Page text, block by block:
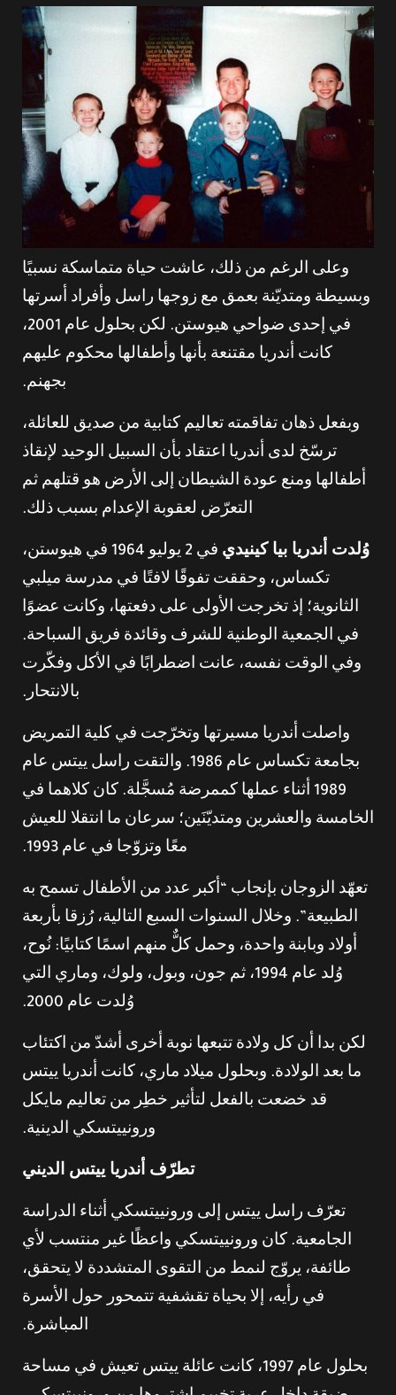
وعلى الرغم من ذلك، عاشت حياة متماسكة نسبيًا
وبسيطة ومتديّنة بعمق مع زوجها راسل وأفراد أسرتها
في إحدى ضواحي هيوستن. لكن بحلول عام 2001،
كانت أندريا مقتنعة بأنها وأطفالها محكوم عليهم
بجهنم.
وبفعل ذهان تفاقمته تعاليم كتابية من صديق للعائلة،
ترسّخ لدى أندريا اعتقاد بأن السبيل الوحيد لإنقاذ
أطفالها ومنع عودة الشيطان إلى الأرض هو قتلهم ثم
التعرّض لعقوبة الإعدام بسبب ذلك.
وُلدت أندريا بيا كينيدي
في 2 يوليو 1964 في هيوستن،
تكساس، وحققت تفوقًا لافتًا في مدرسة ميلبي
الثانوية؛ إذ تخرجت الأولى على دفعتها، وكانت عضوًا
في الجمعية الوطنية للشرف وقائدة فريق السباحة.
وفي الوقت نفسه، عانت اضطرابًا في الأكل وفكّرت
بالانتحار.
واصلت أندريا مسيرتها وتخرّجت في كلية التمريض
بجامعة تكساس عام 1986. والتقت راسل ييتس عام
1989 أثناء عملها كممرضة مُسجَّلة. كان كلاهما في
الخامسة والعشرين ومتديّنَين؛ سرعان ما انتقلا للعيش
معًا وتزوّجا في عام 1993.
تعهّد الزوجان بإنجاب “أكبر عدد من الأطفال تسمح به
الطبيعة”. وخلال السنوات السبع التالية، رُزقا بأربعة
أولاد وبابنة واحدة، وحمل كلٌّ منهم اسمًا كتابيًا: نُوح،
وُلد عام 1994، ثم جون، وبول، ولوك، وماري التي
وُلدت عام 2000.
لكن بدا أن كل ولادة تتبعها نوبة أخرى أشدّ من اكتئاب
ما بعد الولادة. وبحلول ميلاد ماري، كانت أندريا ييتس
قد خضعت بالفعل لتأثير خطِر من تعاليم مايكل
ورونييتسكي الدينية.
تطرّف أندريا ييتس الديني
تعرّف راسل ييتس إلى ورونييتسكي أثناء الدراسة
الجامعية. كان ورونييتسكي واعظًا غير منتسب لأي
طائفة، يروّج لنمط من التقوى المتشددة لا يتحقق،
في رأيه، إلا بحياة تقشفية تتمحور حول الأسرة
المباشرة.
بحلول عام 1997، كانت عائلة ييتس تعيش في مساحة